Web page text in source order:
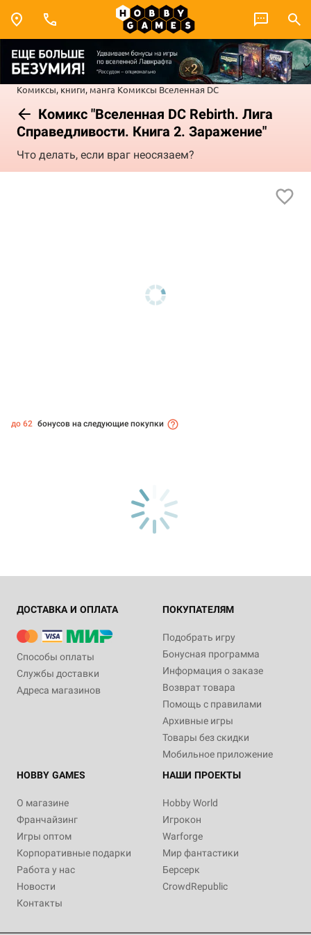
Комиксы, книги, манга Комиксы Вселенная DC
Комикс "Вселенная DC Rebirth. Лига
Справедливости. Книга 2. Заражение"
Что делать, если враг неосязаем?
до 62 бонусов на следующие покупки
ДОСТАВКА И ОПЛАТА
Способы оплаты
Службы доставки
Адреса магазинов
ПОКУПАТЕЛЯМ
Подобрать игру
Бонусная программа
Информация о заказе
Возврат товара
Помощь с правилами
Архивные игры
Товары без скидки
Мобильное приложение
HOBBY GAMES
О магазине
Франчайзинг
Игры оптом
Корпоративные подарки
Работа у нас
Новости
Контакты
НАШИ ПРОЕКТЫ
Hobby World
Игрокон
Warforge
Мир фантастики
Берсерк
CrowdRepublic